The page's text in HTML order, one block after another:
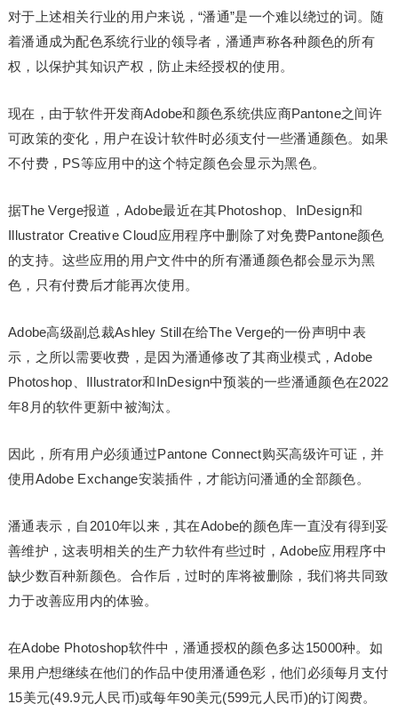
对于上述相关行业的用户来说，“潘通”是一个难以绕过的词。随
着潘通成为配色系统行业的领导者，潘通声称各种颜色的所有
权，以保护其知识产权，防止未经授权的使用。
现在，由于软件开发商Adobe和颜色系统供应商Pantone之间许
可政策的变化，用户在设计软件时必须支付一些潘通颜色。如果
不付费，PS等应用中的这个特定颜色会显示为黑色。
据The Verge报道，Adobe最近在其Photoshop、InDesign和
Illustrator Creative Cloud应用程序中删除了对免费Pantone颜色
的支持。这些应用的用户文件中的所有潘通颜色都会显示为黑
色，只有付费后才能再次使用。
Adobe高级副总裁Ashley Still在给The Verge的一份声明中表
示，之所以需要收费，是因为潘通修改了其商业模式，Adobe
Photoshop、Illustrator和InDesign中预装的一些潘通颜色在2022
年8月的软件更新中被淘汰。
因此，所有用户必须通过Pantone Connect购买高级许可证，并
使用Adobe Exchange安装插件，才能访问潘通的全部颜色。
潘通表示，自2010年以来，其在Adobe的颜色库一直没有得到妥
善维护，这表明相关的生产力软件有些过时，Adobe应用程序中
缺少数百种新颜色。合作后，过时的库将被删除，我们将共同致
力于改善应用内的体验。
在Adobe Photoshop软件中，潘通授权的颜色多达15000种。如
果用户想继续在他们的作品中使用潘通色彩，他们必须每月支付
15美元(49.9元人民币)或每年90美元(599元人民币)的订阅费。